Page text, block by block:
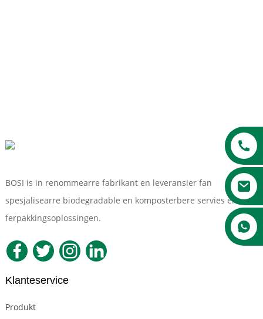
BOSI is in renommearre fabrikant en leveransier fan
spesjalisearre biodegradable en komposterbere servies en
ferpakkingsoplossingen.
Klanteservice
Produkt